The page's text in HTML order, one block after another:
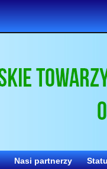
Nasi partnerzy